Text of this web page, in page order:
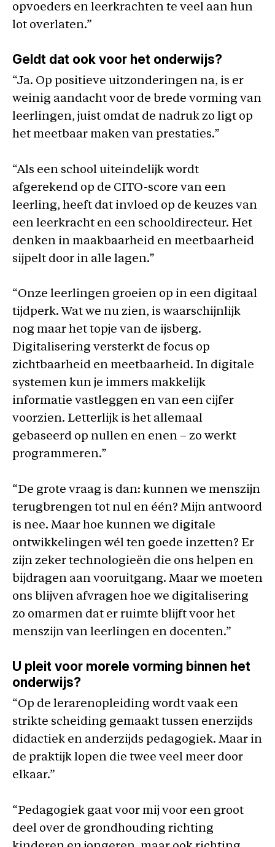
opvoeders en leerkrachten te veel aan hun
lot overlaten.”
Geldt dat ook voor het onderwijs?
“Ja. Op positieve uitzonderingen na, is er
weinig aandacht voor de brede vorming van
leerlingen, juist omdat de nadruk zo ligt op
het meetbaar maken van prestaties.”
“Als een school uiteindelijk wordt
afgerekend op de CITO-score van een
leerling, heeft dat invloed op de keuzes van
een leerkracht en een schooldirecteur. Het
denken in maakbaarheid en meetbaarheid
sijpelt door in alle lagen.”
“Onze leerlingen groeien op in een digitaal
tijdperk. Wat we nu zien, is waarschijnlijk
nog maar het topje van de ijsberg.
Digitalisering versterkt de focus op
zichtbaarheid en meetbaarheid. In digitale
systemen kun je immers makkelijk
informatie vastleggen en van een cijfer
voorzien. Letterlijk is het allemaal
gebaseerd op nullen en enen – zo werkt
programmeren.”
“De grote vraag is dan: kunnen we menszijn
terugbrengen tot nul en één? Mijn antwoord
is nee. Maar hoe kunnen we digitale
ontwikkelingen wél ten goede inzetten? Er
zijn zeker technologieën die ons helpen en
bijdragen aan vooruitgang. Maar we moeten
ons blijven afvragen hoe we digitalisering
zo omarmen dat er ruimte blijft voor het
menszijn van leerlingen en docenten.”
U pleit voor morele vorming binnen het
onderwijs?
“Op de lerarenopleiding wordt vaak een
strikte scheiding gemaakt tussen enerzijds
didactiek en anderzijds pedagogiek. Maar in
de praktijk lopen die twee veel meer door
elkaar.”
“Pedagogiek gaat voor mij voor een groot
deel over de grondhouding richting